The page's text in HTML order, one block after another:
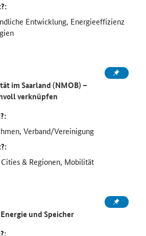
Entwicklung, Energieeffizienz
im Saarland (NMOB) –
verknüpfen
Verband/Vereinigung
& Regionen, Mobilität
und Speicher